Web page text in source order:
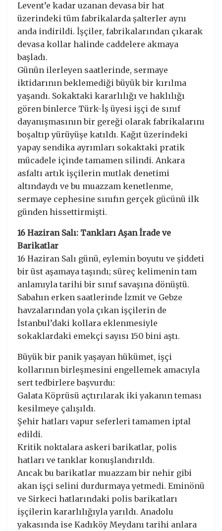
Levent’e kadar uzanan devasa bir hat
üzerindeki tüm fabrikalarda şalterler aynı
anda indirildi. İşçiler, fabrikalarından çıkarak
devasa kollar halinde caddelere akmaya
başladı.
Günün ilerleyen saatlerinde, sermaye
iktidarının beklemediği büyük bir kırılma
yaşandı. Sokaktaki kararlılığı ve haklılığı
gören binlerce Türk-İş üyesi işçi de sınıf
dayanışmasının bir gereği olarak fabrikalarını
boşaltıp yürüyüşe katıldı. Kağıt üzerindeki
yapay sendika ayrımları sokaktaki pratik
mücadele içinde tamamen silindi. Ankara
asfaltı artık işçilerin mutlak denetimi
altındaydı ve bu muazzam kenetlenme,
sermaye cephesine sınıfın gerçek gücünü ilk
günden hissettirmişti.
16 Haziran Salı: Tankları Aşan İrade ve
Barikatlar
16 Haziran Salı günü, eylemin boyutu ve şiddeti
bir üst aşamaya taşındı; süreç kelimenin tam
anlamıyla tarihi bir sınıf savaşına dönüştü.
Sabahın erken saatlerinde İzmit ve Gebze
havzalarından yola çıkan işçilerin de
İstanbul’daki kollara eklenmesiyle
sokaklardaki emekçi sayısı 150 bini aştı.
Büyük bir panik yaşayan hükümet, işçi
kollarının birleşmesini engellemek amacıyla
sert tedbirlere başvurdu:
Galata Köprüsü açtırılarak iki yakanın teması
kesilmeye çalışıldı.
Şehir hatları vapur seferleri tamamen iptal
edildi.
Kritik noktalara askeri barikatlar, polis
hatları ve tanklar konuşlandırıldı.
Ancak bu barikatlar muazzam bir nehir gibi
akan işçi selini durdurmaya yetmedi. Eminönü
ve Sirkeci hatlarındaki polis barikatları
işçilerin kararlılığıyla yarıldı. Anadolu
yakasında ise Kadıköy Meydanı tarihi anlara